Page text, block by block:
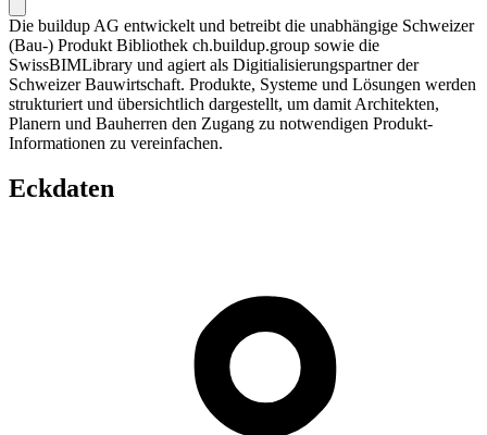
Die buildup AG entwickelt und betreibt die unabhängige Schweizer
(Bau-) Produkt Bibliothek ch.buildup.group sowie die
SwissBIMLibrary und agiert als Digitialisierungspartner der
Schweizer Bauwirtschaft. Produkte, Systeme und Lösungen werden
strukturiert und übersichtlich dargestellt, um damit Architekten,
Planern und Bauherren den Zugang zu notwendigen Produkt-
Informationen zu vereinfachen.
Eckdaten